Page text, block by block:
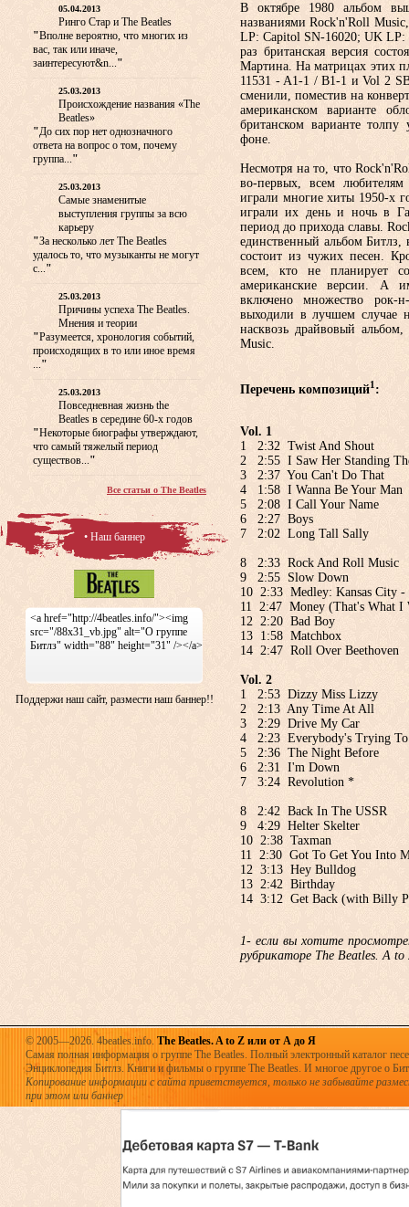
В октябре 1980 альбом
названиями Rock'n'Roll
LP: Capitol SN-16020; UK LP:
раз британская версия
Мартина. На матрицах этих
11531 - A1-1 / B1-1 и Vol 2
сменили, поместив на
американском варианте
британском варианте
фоне.
Несмотря на то, что
во-первых, всем
играли многие хиты 1950-х
играли их день и ночь в
период до прихода славы.
единственный альбом Битлз,
состоит из чужих песен.
всем, кто не планирует
американские версии. А
включено множество рок-
выходили в лучшем случае
насквозь драйвовый
Music.
Перечень композиций1 :
Vol. 1
1 2:32 Twist And Shout
2 2:55 I Saw Her Standing
3 2:37 You Can't Do That
4 1:58 I Wanna Be Your Man
5 2:08 I Call Your Name
6 2:27 Boys
7 2:02 Long Tall Sally
8 2:33 Rock And Roll Music
9 2:55 Slow Down
10 2:33 Medley: Kansas City -
11 2:47 Money (That's What I
12 2:20 Bad Boy
13 1:58 Matchbox
14 2:47 Roll Over Beethoven
Vol. 2
1 2:53 Dizzy Miss Lizzy
2 2:13 Any Time At All
3 2:29 Drive My Car
4 2:23 Everybody's Trying To
5 2:36 The Night Before
6 2:31 I'm Down
7 3:24 Revolution *
8 2:42 Back In The USSR
9 4:29 Helter Skelter
10 2:38 Taxman
11 2:30 Got To Get You Into
12 3:13 Hey Bulldog
13 2:42 Birthday
14 3:12 Get Back (with Billy
1- если вы хотите
рубрикаторе The Beatles. A to
05.04.2013
Ринго Стар и The Beatles
"Вполне вероятно, что многих из
вас, так или иначе,
заинтересуют&n..."
25.03.2013
Происхождение названия «The
Beatles»
"До сих пор нет однозначного
ответа на вопрос о том, почему
группа..."
25.03.2013
Самые знаменитые
выступления группы за всю
карьеру
"За несколько лет The Beatles
удалось то, что музыканты не могут
с..."
25.03.2013
Причины успеха The Beatles.
Мнения и теории
"Разумеется, хронология событий,
происходящих в то или иное время
..."
25.03.2013
Повседневная жизнь the
Beatles в середине 60-х годов
"Некоторые биографы утверждают,
что самый тяжелый период
существов..."
Все статьи о The Beatles
• Наш баннер
<a href="http://4beatles.info/"><img
src="/88x31_vb.jpg" alt="О группе
Битлз" width="88" height="31" /></a>
Поддержи наш сайт, размести наш баннер!!
© 2005—2026. 4beatles.info. The Beatles. A to Z или от А до Я
Самая полная информация о группе The Beatles. Полный электронный каталог
Энциклопедия Битлз. Книги и фильмы о группе The Beatles. И многое другое о
Копирование информации с сайта приветствуется, только не забывайте
при этом или баннер